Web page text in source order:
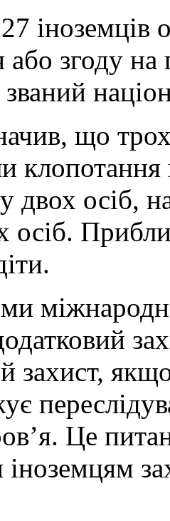
іноземців
або згоду
що
клопотання
двох осіб,
осіб.
захист,
Це